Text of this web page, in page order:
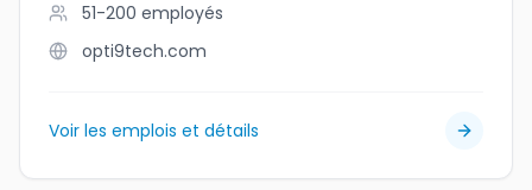
51-200 employés
opti9tech.com
Voir les emplois et détails